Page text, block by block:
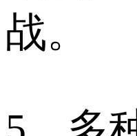
战。